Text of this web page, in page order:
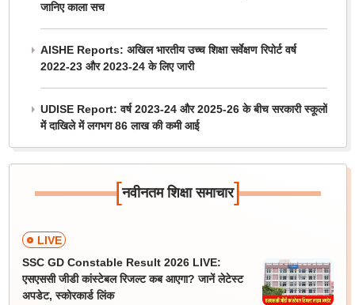
जानिए काला सच
AISHE Reports: अखिल भारतीय उच्च शिक्षा सर्वेक्षण रिपोर्ट वर्ष
2022-23 और 2023-24 के लिए जारी
UDISE Report: वर्ष 2023-24 और 2025-26 के बीच सरकारी स्कूलों
में दाखिले में लगभग 86 लाख की कमी आई
[नवीनतम शिक्षा समाचार]
LIVE
SSC GD Constable Result 2026 LIVE:
एसएससी जीडी कांस्टेबल रिजल्ट कब आएगा? जानें लेटेस्ट
अपडेट, स्कोरकार्ड लिंक